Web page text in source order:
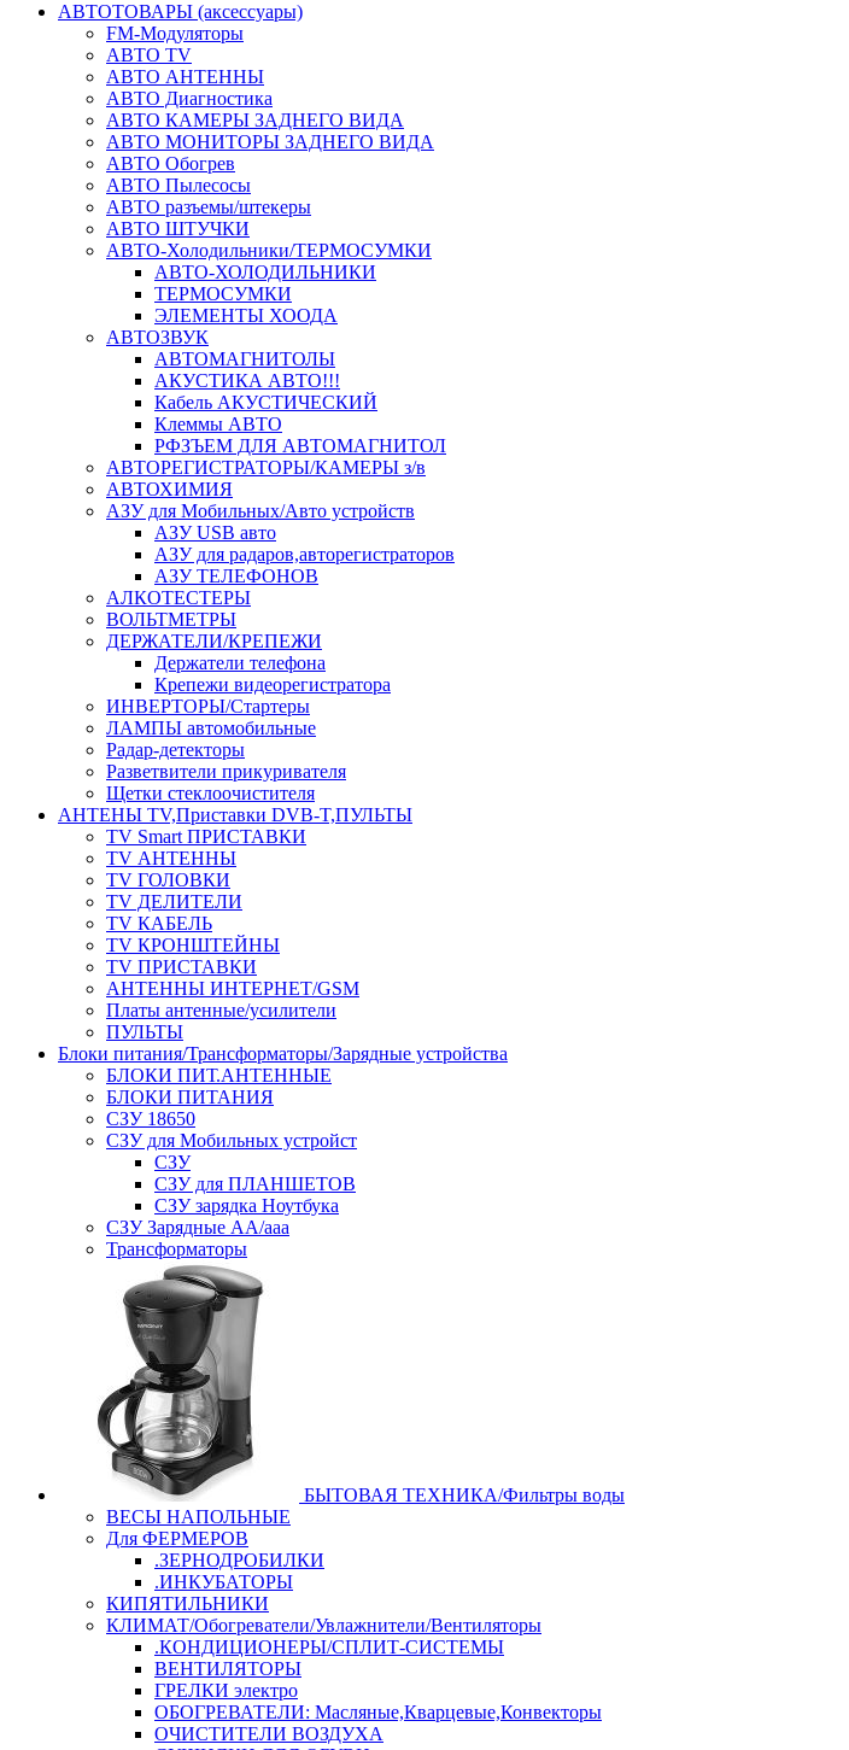
АВТОТОВАРЫ (аксессуары)
FM-Модуляторы
АВТО TV
АВТО АНТЕННЫ
АВТО Диагностика
АВТО КАМЕРЫ ЗАДНЕГО ВИДА
АВТО МОНИТОРЫ ЗАДНЕГО ВИДА
АВТО Обогрев
АВТО Пылесосы
АВТО разъемы/штекеры
АВТО ШТУЧКИ
АВТО-Холодильники/ТЕРМОСУМКИ
АВТО-ХОЛОДИЛЬНИКИ
ТЕРМОСУМКИ
ЭЛЕМЕНТЫ ХООДА
АВТОЗВУК
АВТОМАГНИТОЛЫ
АКУСТИКА АВТО!!!
Кабель АКУСТИЧЕСКИЙ
Клеммы АВТО
РФЗЪЕМ ДЛЯ АВТОМАГНИТОЛ
АВТОРЕГИСТРАТОРЫ/КАМЕРЫ з/в
АВТОХИМИЯ
АЗУ для Мобильных/Авто устройств
АЗУ USB авто
АЗУ для радаров,авторегистраторов
АЗУ ТЕЛЕФОНОВ
АЛКОТЕСТЕРЫ
ВОЛЬТМЕТРЫ
ДЕРЖАТЕЛИ/КРЕПЕЖИ
Держатели телефона
Крепежи видеорегистратора
ИНВЕРТОРЫ/Стартеры
ЛАМПЫ автомобильные
Радар-детекторы
Разветвители прикуривателя
Щетки стеклоочистителя
АНТЕНЫ ТV,Приставки DVB-T,ПУЛЬТЫ
TV Smart ПРИСТАВКИ
TV АНТЕННЫ
TV ГОЛОВКИ
TV ДЕЛИТЕЛИ
TV КАБЕЛЬ
TV КРОНШТЕЙНЫ
TV ПРИСТАВКИ
АНТЕННЫ ИНТЕРНЕТ/GSM
Платы антенные/усилители
ПУЛЬТЫ
Блоки питания/Трансформаторы/Зарядные устройства
БЛОКИ ПИТ.АНТЕННЫЕ
БЛОКИ ПИТАНИЯ
СЗУ 18650
СЗУ для Мобильных устройст
СЗУ
СЗУ для ПЛАНШЕТОВ
СЗУ зарядка Ноутбука
СЗУ Зарядные АА/ааа
Трансформаторы
БЫТОВАЯ ТЕХНИКА/Фильтры воды
ВЕСЫ НАПОЛЬНЫЕ
Для ФЕРМЕРОВ
.ЗЕРНОДРОБИЛКИ
.ИНКУБАТОРЫ
КИПЯТИЛЬНИКИ
КЛИМАТ/Обогреватели/Увлажнители/Вентиляторы
.КОНДИЦИОНЕРЫ/СПЛИТ-СИСТЕМЫ
ВЕНТИЛЯТОРЫ
ГРЕЛКИ электро
ОБОГРЕВАТЕЛИ: Масляные,Кварцевые,Конвекторы
ОЧИСТИТЕЛИ ВОЗДУХА